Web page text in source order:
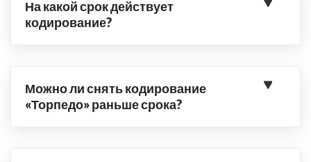
На какой срок действует
кодирование?
Можно ли снять кодирование
«Торпедо» раньше срока?